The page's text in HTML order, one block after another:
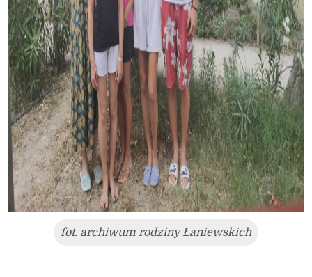
fot. archiwum rodziny Łaniewskich